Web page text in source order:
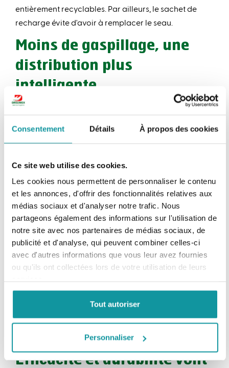
Consentement Détails À propos des cookies
Ce site web utilise des cookies.
Les cookies nous permettent de personnaliser le contenu
et les annonces, d'offrir des fonctionnalités relatives aux
médias sociaux et d'analyser notre trafic. Nous
partageons également des informations sur l'utilisation de
notre site avec nos partenaires de médias sociaux, de
publicité et d'analyse, qui peuvent combiner celles-ci
avec d'autres informations que vous leur avez fournies
ou qu'ils ont collectées lors de votre utilisation de leurs
Tout autoriser
Personnaliser
entièrement recyclables. Par ailleurs, le sachet de
recharge évite d'avoir à remplacer le seau.
Moins de gaspillage, une
distribution plus
intelligente
Grâce au système de distribution une à la fois, les
lingettes sont distribuées de manière contrôlée. Cela
empêche également les lingettes de sécher,
préservant ainsi leur qualité.
Avec une gamme de formats d'emballage
disponibles, il existe une option adaptée à chaque
environnement. Le tube facilite le transport et permet
une utilisation immédiate sur place. Quant au seau,
avec sa plus grande capacité, il dure plus longtemps
lorsqu'il est utilisé à un emplacement fixe. Cela permet
aux professionnels de se laver les mains, de nettoyer
leurs outils et les surfaces rapidement et sans
difficulté, même dans les endroits dépourvus d'une
Efficacité et durabilité vont